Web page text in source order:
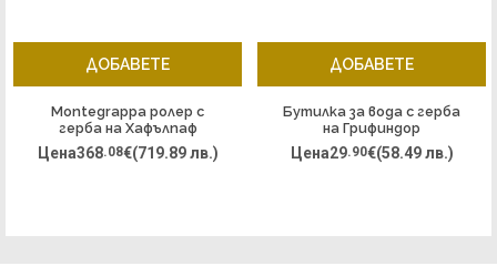
ДОБАВЕТЕ
Montegrappa ролер с
герба на Хафълпаф
Цена368.08€(719.89 лв.)
ДОБАВЕТЕ
Бутилка за вода с герба
на Грифиндор
Цена29.90€(58.49 лв.)